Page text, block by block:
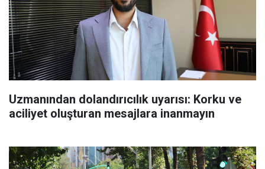
Uzmanından dolandırıcılık uyarısı: Korku ve
aciliyet oluşturan mesajlara inanmayın